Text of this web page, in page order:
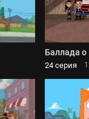
Баллада
24 серия